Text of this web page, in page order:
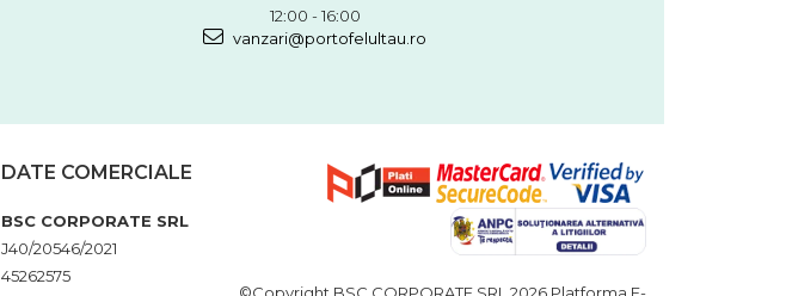
12:00 - 16:00
vanzari@portofelultau.ro
DATE COMERCIALE
BSC CORPORATE SRL
J40/20546/2021
45262575
©Copyright BSC CORPORATE SRL 2026 Platforma E-